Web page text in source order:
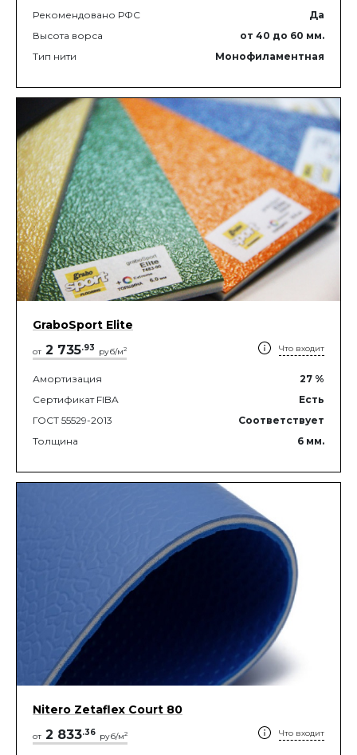
Рекомендовано РФС
Да
Высота ворса
от 40 до 60 мм.
Тип нити
Монофиламентная
GraboSport Elite
от 2 735.93 руб/м2 Что входит
Амортизация 27 %
Сертификат FIBA
Есть
ГОСТ 55529-2013
Соответствует
Толщина
6 мм.
Nitero Zetaflex Court 80
от 2 833.36 руб/м2 Что входит